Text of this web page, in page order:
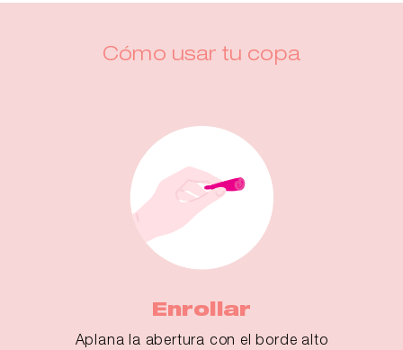
Cómo usar tu copa
Enrollar
Aplana la abertura con el borde alto